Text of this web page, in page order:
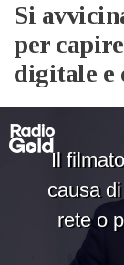
Si
per
digitale e